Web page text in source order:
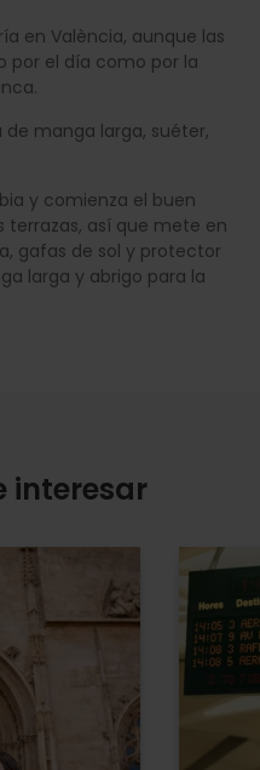
en València, aunque las
por el día como por la
manga larga, suéter,
y comienza el buen
terrazas, así que mete en
gafas de sol y protector
larga y abrigo para la
interesar